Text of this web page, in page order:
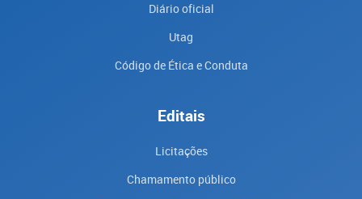
Diário oficial
Utag
Código de Ética e Conduta
Editais
Licitações
Chamamento público